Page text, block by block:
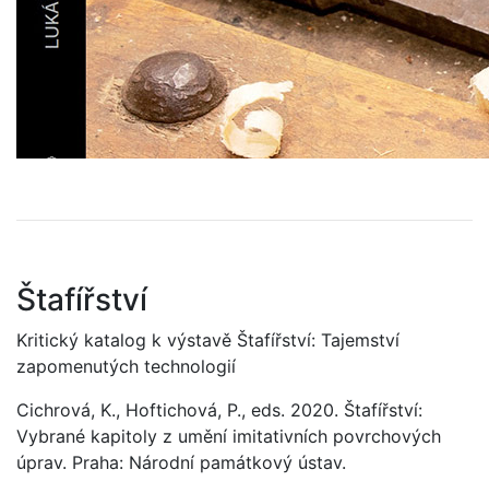
Štafířství
Kritický katalog k výstavě Štafířství: Tajemství
zapomenutých technologií
Cichrová, K., Hoftichová, P., eds. 2020. Štafířství:
Vybrané kapitoly z umění imitativních povrchových
úprav. Praha: Národní památkový ústav.